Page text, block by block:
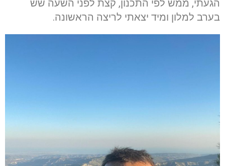
הגעתי, ממש לפי התכנון, קצת לפני השעה שש
בערב למלון ומיד יצאתי לריצה הראשונה.